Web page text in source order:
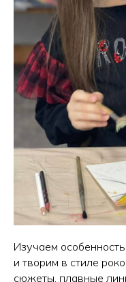
Изучаем
и творим в стиле
сюжеты, плавные